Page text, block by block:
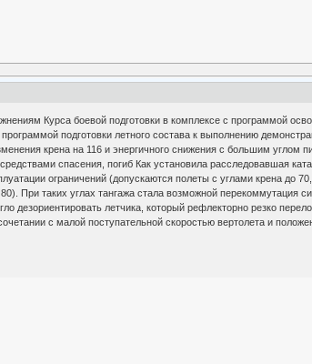
Курса боевой подготовки в комплексе с программой
подготовки летного состава к выполнению
крена на 116 и энергичного снижения с большим углом
спасения, погиб Как установила расследовавшая
ограничений (допускаются полеты с углами крена до
При таких углах тангажа стала возможной перекоммутация
дезориентировать летчика, который рефлекторно резко
с малой поступательной скоростью вертолета и